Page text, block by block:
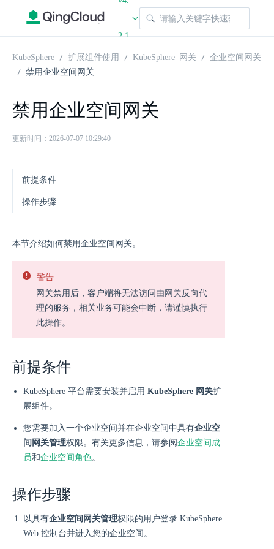
|
2.1
KubeSphere 扩展组件使用 KubeSphere 网关
企业空间网关
禁用企业空间网关
禁用企业空间网关
更新时间：2026-07-07 10:29:40
前提条件
操作步骤
本节介绍如何禁用企业空间网关。
警告
网关禁用后，客户端将无法访问由网关反向代
理的服务，相关业务可能会中断，请谨慎执行
此操作。
前提条件
KubeSphere 平台需要安装并启用 KubeSphere 网关扩
展组件。
您需要加入一个企业空间并在企业空间中具有企业空
间网关管理权限。有关更多信息，请参阅企业空间成
员和企业空间角色。
操作步骤
以具有企业空间网关管理权限的用户登录 KubeSphere
Web 控制台并进入您的企业空间。